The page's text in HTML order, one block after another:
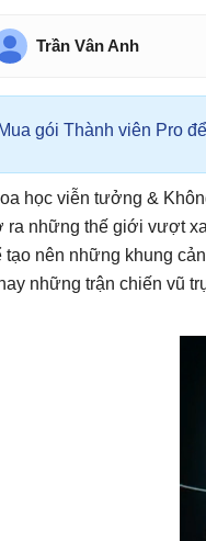
Trần Vân Anh
gói Thành viên Pro
học viễn tưởng &
ra những thế giới vượt
tạo nên những khung
những trận chiến vũ